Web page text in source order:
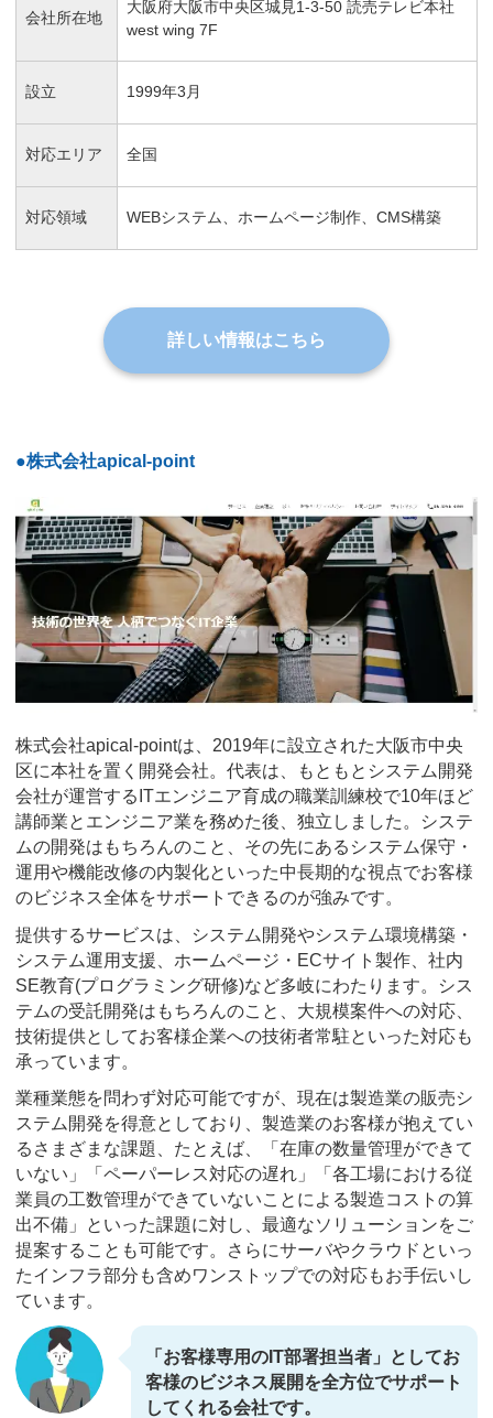
会社所在地
大阪府大阪市中央区城見1-3-50 読売テレビ本社
west wing 7F
設立 1999年3月
対応エリア 全国
対応領域 WEBシステム、ホームページ制作、CMS構築
詳しい情報はこちら
●株式会社apical-point
株式会社apical-pointは、2019年に設立された大阪市中央
区に本社を置く開発会社。代表は、もともとシステム開発
会社が運営するITエンジニア育成の職業訓練校で10年ほど
講師業とエンジニア業を務めた後、独立しました。システ
ムの開発はもちろんのこと、その先にあるシステム保守・
運用や機能改修の内製化といった中長期的な視点でお客様
のビジネス全体をサポートできるのが強みです。
提供するサービスは、システム開発やシステム環境構築・
システム運用支援、ホームページ・ECサイト製作、社内
SE教育(プログラミング研修)など多岐にわたります。シス
テムの受託開発はもちろんのこと、大規模案件への対応、
技術提供としてお客様企業への技術者常駐といった対応も
承っています。
業種業態を問わず対応可能ですが、現在は製造業の販売シ
ステム開発を得意としており、製造業のお客様が抱えてい
るさまざまな課題、たとえば、「在庫の数量管理ができて
いない」「ペーパーレス対応の遅れ」「各工場における従
業員の工数管理ができていないことによる製造コストの算
出不備」といった課題に対し、最適なソリューションをご
提案することも可能です。さらにサーバやクラウドといっ
たインフラ部分も含めワンストップでの対応もお手伝いし
ています。
「お客様専用のIT部署担当者」としてお
客様のビジネス展開を全方位でサポート
してくれる会社です。